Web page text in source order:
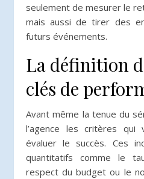
seulement de mesurer le
mais aussi de tirer des
futurs événements.
La définition
clés de
Avant même la tenue du
l’agence les critères qui
évaluer le succès. Ces
quantitatifs comme le
respect du budget ou le